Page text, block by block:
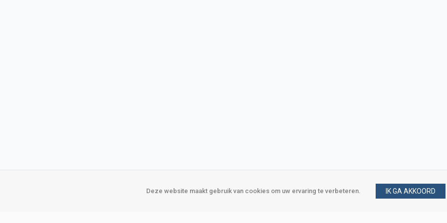
Deze website maakt gebruik van cookies om uw ervaring te verbeteren. IK GA AKKOORD